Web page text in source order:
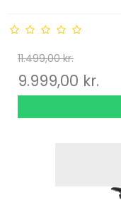
11.499,00 kr.
9.999,00 kr.